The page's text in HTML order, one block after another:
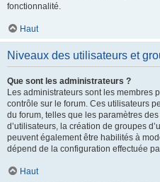
fonctionnalité.
Haut
Niveaux des utilisateurs et
Que sont les administrateurs ?
Les administrateurs sont les membres
contrôle sur le forum. Ces utilisateurs
du forum, telles que les paramètres
d’utilisateurs, la création de groupes
peuvent également être habilités à
dépend de la configuration effectuée
Haut